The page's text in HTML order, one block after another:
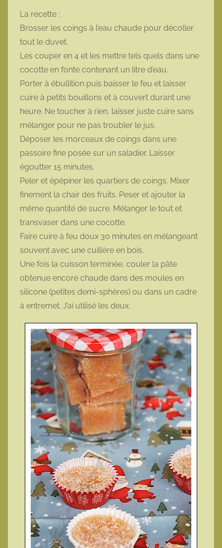
La recette :
Brosser les coings à l’eau chaude pour décoller
tout le duvet.
Les couper en 4 et les mettre tels quels dans une
cocotte en fonte contenant un litre d’eau.
Porter à ébullition puis baisser le feu et laisser
cuire à petits bouillons et à couvert durant une
heure. Ne toucher à rien, laisser juste cuire sans
mélanger pour ne pas troubler le jus.
Déposer les morceaux de coings dans une
passoire fine posée sur un saladier. Laisser
égoutter 15 minutes.
Peler et épépiner les quartiers de coings. Mixer
finement la chair des fruits. Peser et ajouter la
même quantité de sucre. Mélanger le tout et
transvaser dans une cocotte.
Faire cuire à feu doux 30 minutes en mélangeant
souvent avec une cuillère en bois.
Une fois la cuisson terminée, couler la pâte
obtenue encore chaude dans des moules en
silicone (petites demi-sphères) ou dans un cadre
à entremet. J’ai utilisé les deux.